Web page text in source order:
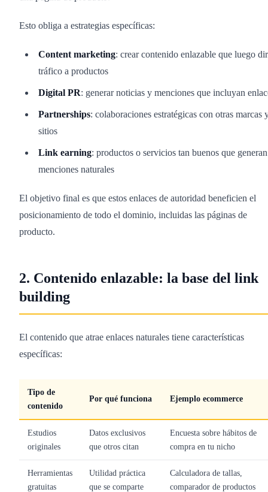
Esto obliga a estrategias específicas:
Content marketing: crear contenido enlazable que luego
tráfico a productos
Digital PR: generar noticias y menciones que incluyan
Partnerships: colaboraciones estratégicas con otras marcas
sitios
Link earning: productos o servicios tan buenos que generan
menciones naturales
El objetivo final es que estos enlaces de autoridad beneficien el
posicionamiento de todo el dominio, incluidas las páginas de
producto.
2. Contenido enlazable: la base del link
building
El contenido que atrae enlaces naturales tiene características
específicas:
Tipo de
contenido
Por qué funciona Ejemplo ecommerce
Estudios
originales
Datos exclusivos
que otros citan
Encuesta sobre hábitos de
compra en tu nicho
Herramientas
gratuitas
Utilidad práctica
que se comparte
Calculadora de tallas,
comparador de productos